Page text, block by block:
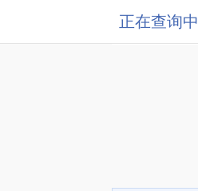
正在查询中